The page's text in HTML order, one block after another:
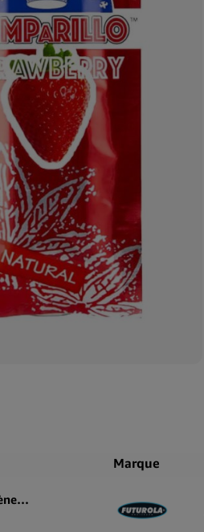
Marque
Futurola x Tyson 2.0 Feuilles de Blunt sans Tabac aux Terpènes (25 pcs/présentoir)